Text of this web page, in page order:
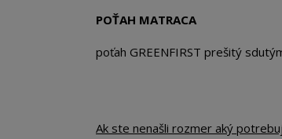
POŤAH MATRACA
poťah GREENFIRST prešitý
Ak ste nenašli rozmer aký